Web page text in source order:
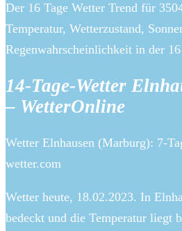
Der 16 Tage Wetter Trend für
Temperatur, Wetterzustand,
Regenwahrscheinlichkeit in der 16
14-Tage-Wetter
– WetterOnline
Wetter Elnhausen (Marburg): 7-
wetter.com
Wetter heute, 18.02.2023. In
bedeckt und die Temperatur liegt